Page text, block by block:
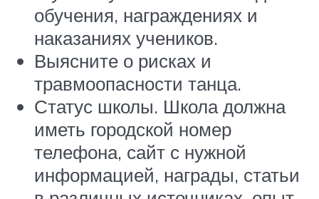
обучения, награждениях и
наказаниях учеников.
Выясните о рисках и
травмоопасности танца.
Статус школы. Школа должна
иметь городской номер
телефона, сайт с нужной
информацией, награды, статьи